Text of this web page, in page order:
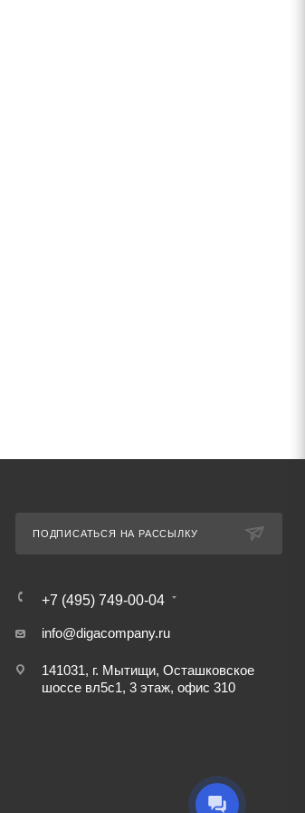
ПОДПИСАТЬСЯ НА РАССЫЛКУ
+7 (495) 749-00-04
info@digacompany.ru
141031, г. Мытищи, Осташковское
шоссе вл5с1, 3 этаж, офис 310